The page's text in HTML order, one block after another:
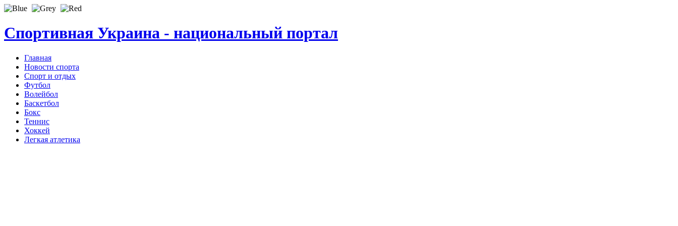
Спортивная Украина - национальный портал
Главная
Новости спорта
Спорт и отдых
Футбол
Волейбол
Баскетбол
Бокс
Теннис
Хоккей
Легкая атлетика